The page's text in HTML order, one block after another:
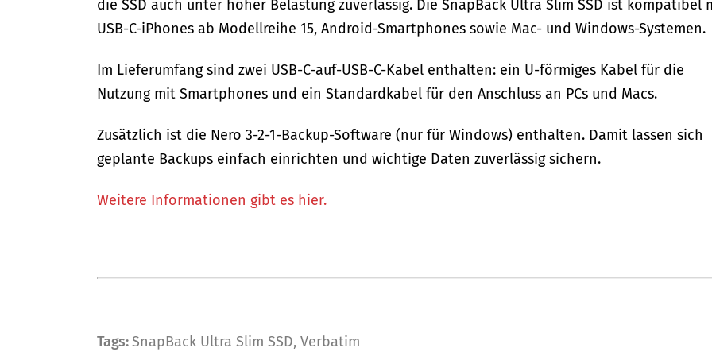
die SSD auch unter hoher Belastung zuverlässig. Die SnapBack Ultra Slim SSD ist kompatibel
USB-C-iPhones ab Modellreihe 15, Android-Smartphones sowie Mac- und Windows-Systemen.
Im Lieferumfang sind zwei USB-C-auf-USB-C-Kabel enthalten: ein U-förmiges Kabel für die
Nutzung mit Smartphones und ein Standardkabel für den Anschluss an PCs und Macs.
Zusätzlich ist die Nero 3-2-1-Backup-Software (nur für Windows) enthalten. Damit lassen sich
geplante Backups einfach einrichten und wichtige Daten zuverlässig sichern.
Weitere Informationen gibt es hier.
Tags: SnapBack Ultra Slim SSD, Verbatim